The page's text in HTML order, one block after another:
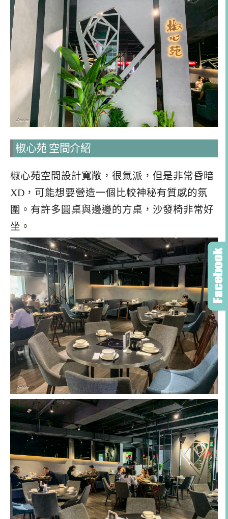
椒心苑 空間介紹
椒心苑空間設計寬敞，很氣派，但是非常昏暗
XD，可能想要營造一個比較神秘有質感的氛
圍。有許多圓桌與邊邊的方桌，沙發椅非常好
坐。